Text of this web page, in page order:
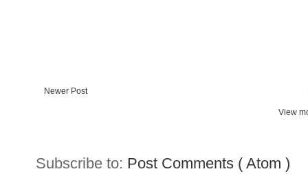
Newer Post
View
Subscribe to: Post Comments ( Atom )